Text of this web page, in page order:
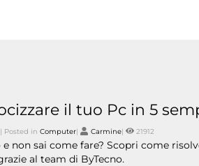
il tuo Pc in 5
Posted in Computer| Carmine| 21912
e non sai come fare? Scopri come
al team di ByTecno.